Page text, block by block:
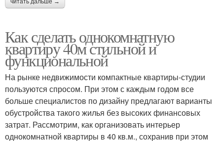
читать дальше →
Как сделать однокомнатную
квартиру 40м стильной и
функциональной
На рынке недвижимости компактные квартиры-студии
пользуются спросом. При этом с каждым годом все
больше специалистов по дизайну предлагают варианты
обустройства такого жилья без высоких финансовых
затрат. Рассмотрим, как организовать интерьер
однокомнатной квартиры в 40 кв.м., сохранив при этом